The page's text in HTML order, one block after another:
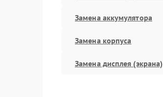
Замена аккумулятора
Замена корпуса
Замена дисплея (экрана)